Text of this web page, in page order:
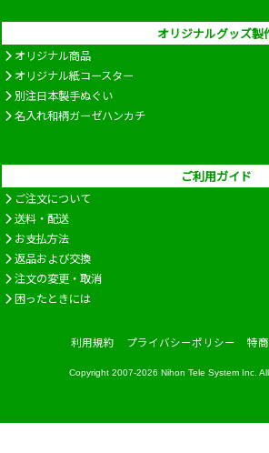
オリジナルグッズ製
オリジナル商品
オリジナル紙コースター
別注日本製手ぬぐい
名入れ和柄ガーゼハンカチ
ご利用ガイド
ご注文について
送料・配送
お支払方法
返品および交換
注文の変更・取消
困ったときには
利用規約 プライバシーポリシー 特
Copyright 2007-2026 Nihon Tele System Inc.